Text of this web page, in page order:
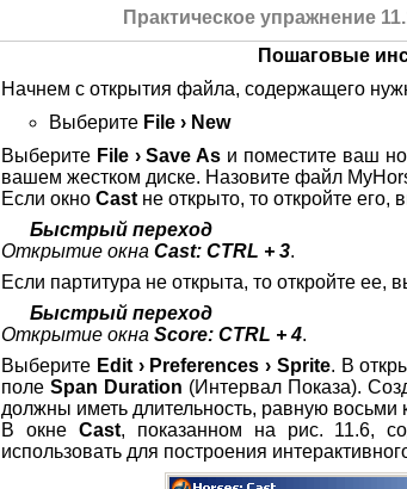
Практическое упражнение
Пошаговые
Начнем с открытия файла, содержащего
Выберите File › New
Выберите File › Save As и поместите ваш
вашем жестком диске. Назовите файл
Если окно Cast не открыто, то откройте его,
Быстрый переход
Открытие окна Cast: CTRL + 3.
Если партитура не открыта, то откройте ее,
Быстрый переход
Открытие окна Score: CTRL + 4.
Выберите Edit › Preferences › Sprite. В
поле Span Duration (Интервал Показа).
должны иметь длительность, равную восьми
В окне Cast, показанном на рис. 11.6,
использовать для построения